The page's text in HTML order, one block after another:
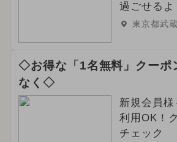
過ごせるよ
東京都武
◇お得な「1名無料」クーポ
なく◇
新規会員様
利用OK！
チェック